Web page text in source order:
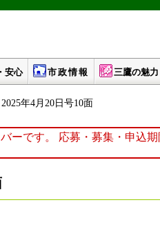
安心 市政情報 三鷹の魅力
2025年4月20日号10面
ーです。 応募・募集・申込